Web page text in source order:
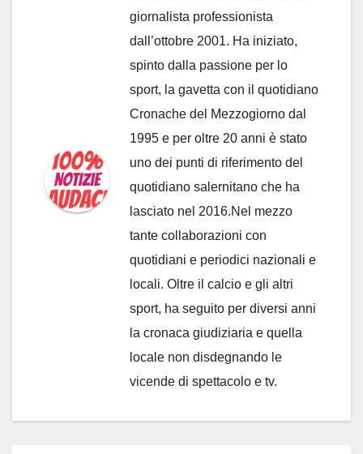
giornalista professionista
dall’ottobre 2001. Ha iniziato,
spinto dalla passione per lo
sport, la gavetta con il quotidiano
Cronache del Mezzogiorno dal
1995 e per oltre 20 anni è stato
uno dei punti di riferimento del
quotidiano salernitano che ha
lasciato nel 2016.Nel mezzo
tante collaborazioni con
quotidiani e periodici nazionali e
locali. Oltre il calcio e gli altri
sport, ha seguito per diversi anni
la cronaca giudiziaria e quella
locale non disdegnando le
vicende di spettacolo e tv.